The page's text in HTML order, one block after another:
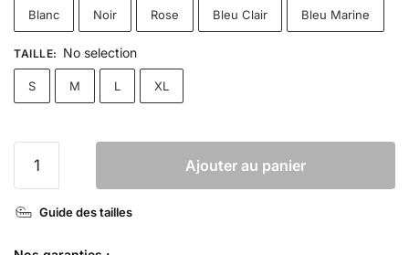
Blanc Noir Rose Bleu Clair Bleu Marine
TAILLE: No selection
S M L XL
Ajouter au panier
Guide des tailles